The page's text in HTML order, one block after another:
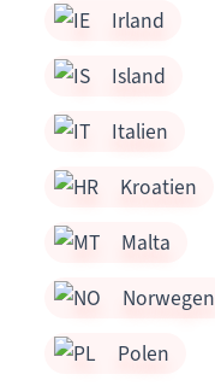
Irland
Island
Italien
Kroatien
Malta
Norwegen
Polen